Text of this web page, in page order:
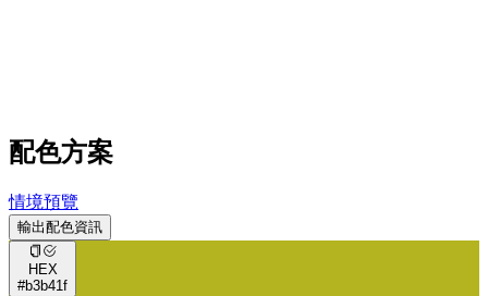
配色方案
情境預覽
輸出配色資訊
HEX
#b3b41f